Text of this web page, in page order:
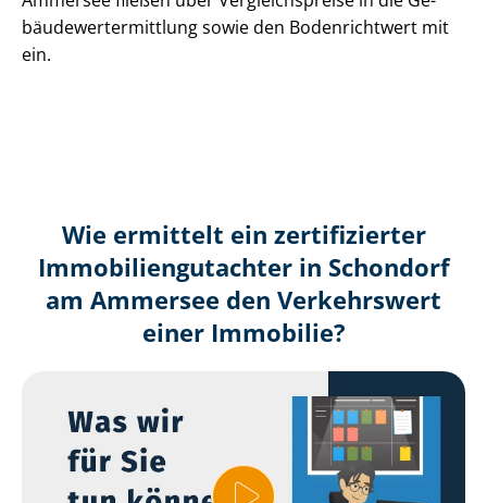
bäu­de­wert­ermitt­lung sowie den Bodenrichtwert mit
ein.
Wie ermittelt ein zertifizierter
Immobilien­gutachter in Schondorf
am Ammersee den Verkehrswert
einer Immobilie?